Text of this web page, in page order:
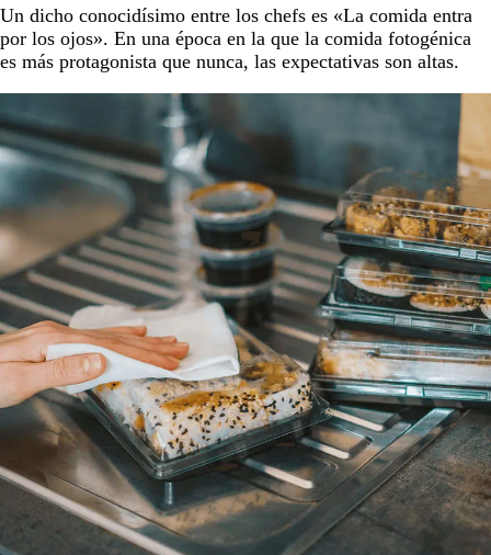
Un dicho conocidísimo entre los chefs es «La comida entra
por los ojos». En una época en la que la comida fotogénica
es más protagonista que nunca, las expectativas son altas.